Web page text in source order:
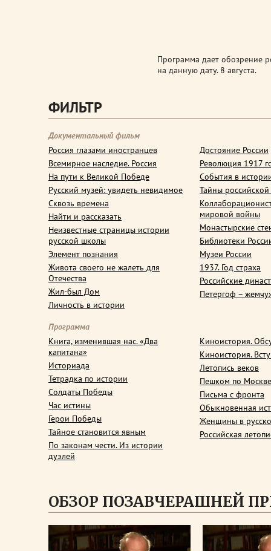
Программа дает обозрение
на данную дату. 8 августа.
ФИЛЬТР
Документальный фильм
Россия глазами иностранцев
Всемирное наследие. Россия
На пути к Великой Победе
Русский музей: увидеть невидимое
Сквозь времена
Найти и рассказать
Неизвестные страницы истории
русской школы
Элемент познания
Живота своего не жалеть для
Отечества
Жил-был Дом
Личность в истории
Достояние России
Революция 1917
События в
Тайны
мировой войны
Монастырские
Библиотеки
Музеи России
1937. Год страха
Российские
Петергоф –
Программа
Книга, изменившая нас. «Два
капитана»
Историада
Тетрадка по истории
Солдаты Победы
Час истины
Герои Победы
Тайное становится явным
По законам чести. Из истории
дуэлей
Киноистория.
Киноистория.
Летопись веков
Пешком по Москве
Письма с фронта
Обыкновенная
Женщины в
Российская
ОБЗОР ПОЗАВЧЕРАШНЕЙ